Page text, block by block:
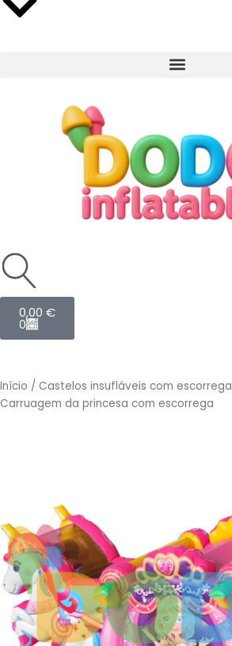
0,00 €
0
Cart
Início / Castelos insufláveis com escorrega
Carruagem da princesa com escorrega